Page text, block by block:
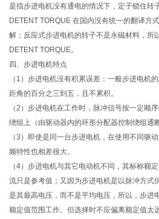
是指步进电机没有通电的情况下，定子锁住转
DETENT TORQUE 在国内没有统一的翻译方
解；反应式步进电机的转子不是永磁材料，所
DETENT TORQUE。
四、步进电机特点
（1）步进电机没有积累误差：一般步进电机
距角的百分之三到五，且不累积。
（2）步进电机在工作时，脉冲信号按一定顺
绕组上（由驱动器内的环形分配器控制绕组通
（3）即使是同一台步进电机，在使用不同驱
频特性也相差很大。
（4）步进电机与其它电动机不同，其标称额
流只是参考值；又因为步进电机是以脉冲方式
是其最高电压，而不是平均电压，所以，步进
额定值范围工作。但选择时不应偏离额定值太远